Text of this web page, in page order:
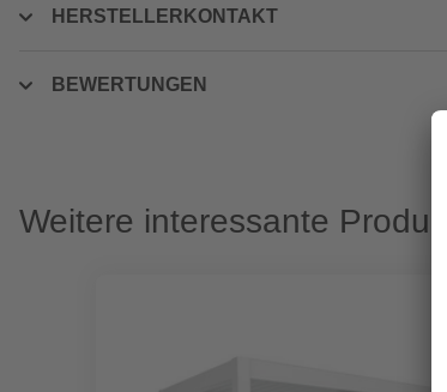
HERSTELLERKONTAKT
BEWERTUNGEN
Weitere interessante